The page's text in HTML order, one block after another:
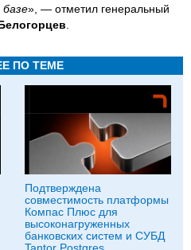
базе», — отметил генеральный
ПО ТЕМЕ
Подтверждена
совместимость платформы
Компас Плюс для
высоконагруженных
банковских систем и СУБД